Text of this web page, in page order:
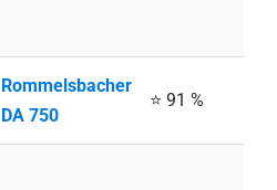
Rommelsbacher
DA 750
⭐ 91 %